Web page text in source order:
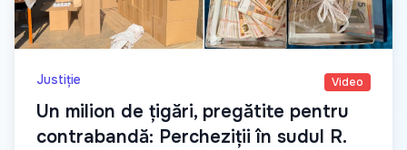
Justiție Video
Un milion de țigări, pregătite pentru
contrabandă: Percheziții în sudul R.